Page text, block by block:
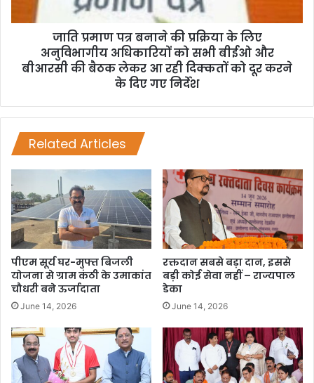
जाति प्रमाण पत्र बनाने की प्रक्रिया के लिए
अनुविभागीय अधिकारियों को सभी बीईओ और
बीआरसी की बैठक लेकर आ रही दिक्कतों को दूर करने
के दिए गए निर्देश
Related Articles
पीएम सूर्य घर-मुफ्त बिजली
योजना से ग्राम कंठी के उमाकांत
चौधरी बने ऊर्जादाता
June 14, 2026
रक्तदान सबसे बड़ा दान, इससे
बड़ी कोई सेवा नहीं – राज्यपाल
डेका
June 14, 2026